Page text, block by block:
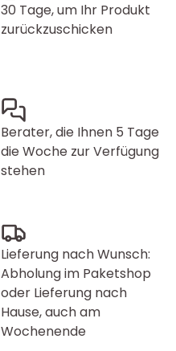
30 Tage, um Ihr Produkt
zurückzuschicken
Berater, die Ihnen 5 Tage
die Woche zur Verfügung
stehen
Lieferung nach Wunsch:
Abholung im Paketshop
oder Lieferung nach
Hause, auch am
Wochenende